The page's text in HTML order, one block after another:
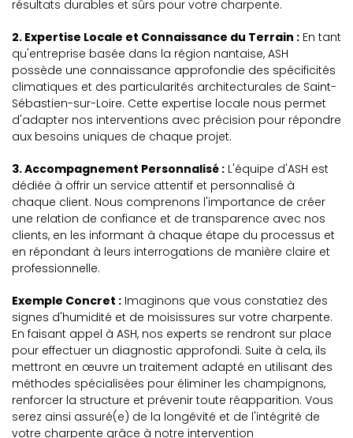
résultats durables et sûrs pour votre charpente.
2. Expertise Locale et Connaissance du Terrain : En tant
qu'entreprise basée dans la région nantaise, ASH
possède une connaissance approfondie des spécificités
climatiques et des particularités architecturales de Saint-
Sébastien-sur-Loire. Cette expertise locale nous permet
d'adapter nos interventions avec précision pour répondre
aux besoins uniques de chaque projet.
3. Accompagnement Personnalisé : L'équipe d'ASH est
dédiée à offrir un service attentif et personnalisé à
chaque client. Nous comprenons l'importance de créer
une relation de confiance et de transparence avec nos
clients, en les informant à chaque étape du processus et
en répondant à leurs interrogations de manière claire et
professionnelle.
Exemple Concret : Imaginons que vous constatiez des
signes d'humidité et de moisissures sur votre charpente.
En faisant appel à ASH, nos experts se rendront sur place
pour effectuer un diagnostic approfondi. Suite à cela, ils
mettront en œuvre un traitement adapté en utilisant des
méthodes spécialisées pour éliminer les champignons,
renforcer la structure et prévenir toute réapparition. Vous
serez ainsi assuré(e) de la longévité et de l'intégrité de
votre charpente grâce à notre intervention